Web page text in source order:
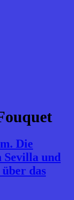
Die
Sevilla und
das